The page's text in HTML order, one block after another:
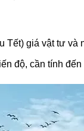
Tết) giá vật tư và
độ, cần tính